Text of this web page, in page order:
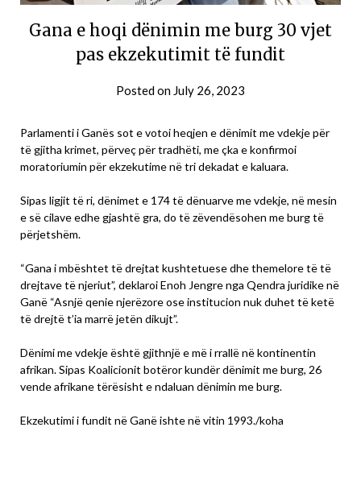
Gana e hoqi dënimin me burg 30 vjet
pas ekzekutimit të fundit
Posted on July 26, 2023
Parlamenti i Ganës sot e votoi heqjen e dënimit me vdekje për
të gjitha krimet, përveç për tradhëti, me çka e konfirmoi
moratoriumin për ekzekutime në tri dekadat e kaluara.
Sipas ligjit të ri, dënimet e 174 të dënuarve me vdekje, në mesin
e së cilave edhe gjashtë gra, do të zëvendësohen me burg të
përjetshëm.
“Gana i mbështet të drejtat kushtetuese dhe themelore të të
drejtave të njeriut”, deklaroi Enoh Jengre nga Qendra juridike në
Ganë “Asnjë qenie njerëzore ose institucion nuk duhet të ketë
të drejtë t’ia marrë jetën dikujt”.
Dënimi me vdekje është gjithnjë e më i rrallë në kontinentin
afrikan. Sipas Koalicionit botëror kundër dënimit me burg, 26
vende afrikane tërësisht e ndaluan dënimin me burg.
Ekzekutimi i fundit në Ganë ishte në vitin 1993./koha